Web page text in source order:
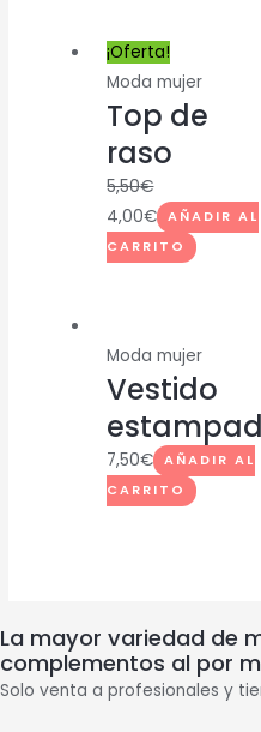
¡Oferta!
Moda mujer
Top de
raso
5,50€
4,00€ AÑADIR AL
CARRITO
Moda mujer
Vestido
7,50€ AÑADIR AL
CARRITO
La mayor variedad de
complementos al por
Solo venta a profesionales y